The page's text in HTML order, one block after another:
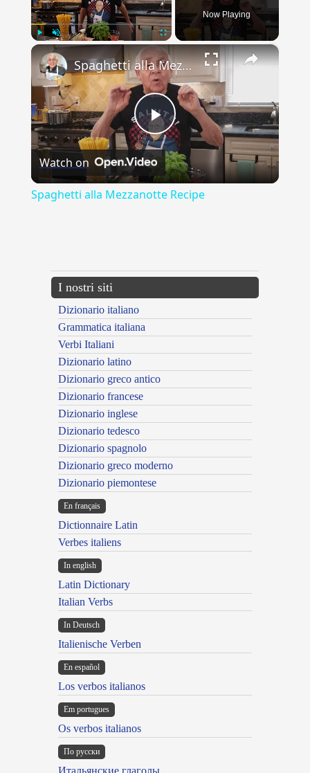
Unmute
Now Playing
×
Play
Video
Spaghetti alla Mezzanotte Recipe
Watch on
Spaghetti alla Mezzanotte Recipe
I nostri siti
Dizionario italiano
Grammatica italiana
Verbi Italiani
Dizionario latino
Dizionario greco antico
Dizionario francese
Dizionario inglese
Dizionario tedesco
Dizionario spagnolo
Dizionario greco moderno
Dizionario piemontese
En français
Dictionnaire Latin
Verbes italiens
In english
Latin Dictionary
Italian Verbs
In Deutsch
Italienische Verben
En español
Los verbos italianos
Em portugues
Os verbos italianos
По русски